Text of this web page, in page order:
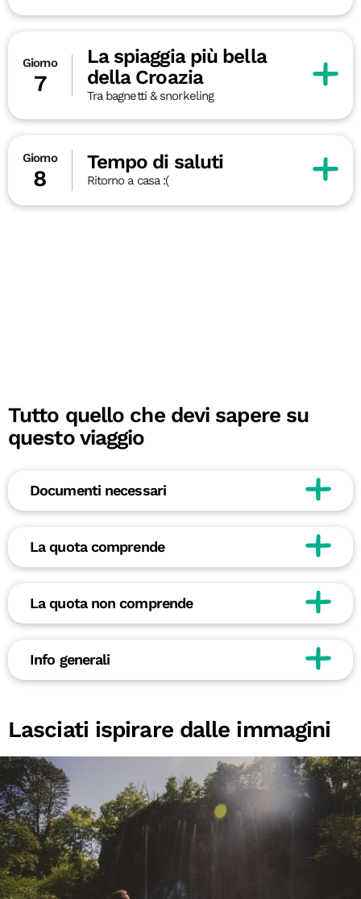
Giorno
7
La spiaggia più bella
della Croazia
Tra bagnetti & snorkeling
Giorno
8
Tempo di saluti
Ritorno a casa :(
Tutto quello che devi sapere su
questo viaggio
Documenti necessari
La quota comprende
La quota non comprende
Info generali
Lasciati ispirare dalle immagini